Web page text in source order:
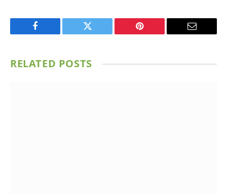
Facebook Twitter Pinterest Email
RELATED POSTS